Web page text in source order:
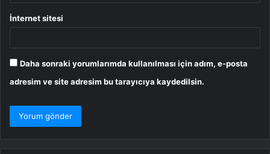
İnternet sitesi
Daha sonraki yorumlarımda kullanılması için adım, e-posta
adresim ve site adresim bu tarayıcıya kaydedilsin.